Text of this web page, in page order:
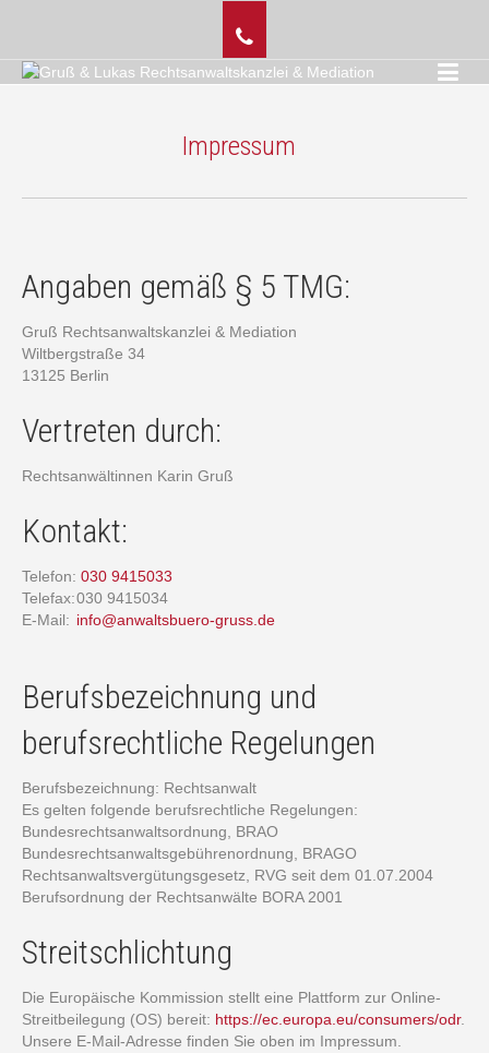
Impressum
Angaben gemäß § 5 TMG:
Gruß Rechtsanwaltskanzlei & Mediation
Wiltbergstraße 34
13125 Berlin
Vertreten durch:
Rechtsanwältinnen Karin Gruß
Kontakt:
Telefon: 030 9415033
Telefax:030 9415034
E-Mail: info@anwaltsbuero-gruss.de
Berufsbezeichnung und
berufsrechtliche Regelungen
Berufsbezeichnung: Rechtsanwalt
Es gelten folgende berufsrechtliche Regelungen:
Bundesrechtsanwaltsordnung, BRAO
Bundesrechtsanwaltsgebührenordnung, BRAGO
Rechtsanwaltsvergütungsgesetz, RVG seit dem 01.07.2004
Berufsordnung der Rechtsanwälte BORA 2001
Streitschlichtung
Die Europäische Kommission stellt eine Plattform zur Online-
Streitbeilegung (OS) bereit: https://ec.europa.eu/consumers/odr.
Unsere E-Mail-Adresse finden Sie oben im Impressum.